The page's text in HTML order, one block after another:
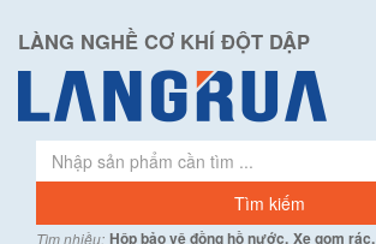
LÀNG NGHỀ CƠ KHÍ ĐỘT DẬP
Tìm nhiều: Hộp bảo vệ đồng hồ nước, Xe gom rác,